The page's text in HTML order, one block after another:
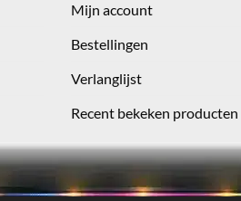
Mijn account
Bestellingen
Verlanglijst
Recent bekeken producten